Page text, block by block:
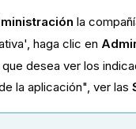
la
haga clic en
que desea ver los
la aplicación", ver las